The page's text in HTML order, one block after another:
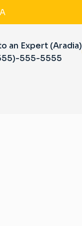
an Expert (Aradia)
555-5555